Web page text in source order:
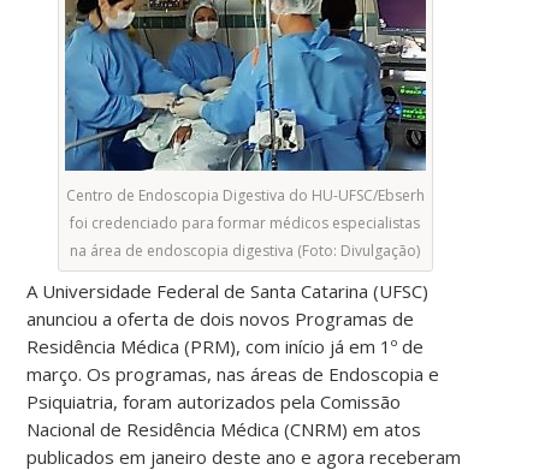
Centro de Endoscopia Digestiva do HU-UFSC/Ebserh
foi credenciado para formar médicos especialistas
na área de endoscopia digestiva (Foto: Divulgação)
A Universidade Federal de Santa Catarina (UFSC)
anunciou a oferta de dois novos Programas de
Residência Médica (PRM), com início já em 1º de
março. Os programas, nas áreas de Endoscopia e
Psiquiatria, foram autorizados pela Comissão
Nacional de Residência Médica (CNRM) em atos
publicados em janeiro deste ano e agora receberam